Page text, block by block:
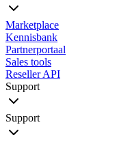
Marketplace
Kennisbank
Partnerportaal
Sales tools
Reseller API
Support
Support